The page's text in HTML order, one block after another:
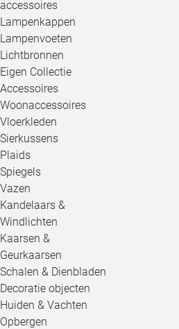
accessoires
Lampenkappen
Lampenvoeten
Lichtbronnen
Eigen Collectie
Accessoires
Woonaccessoires
Vloerkleden
Sierkussens
Plaids
Spiegels
Vazen
Kandelaars &
Windlichten
Kaarsen &
Geurkaarsen
Schalen & Dienbladen
Decoratie objecten
Huiden & Vachten
Opbergen